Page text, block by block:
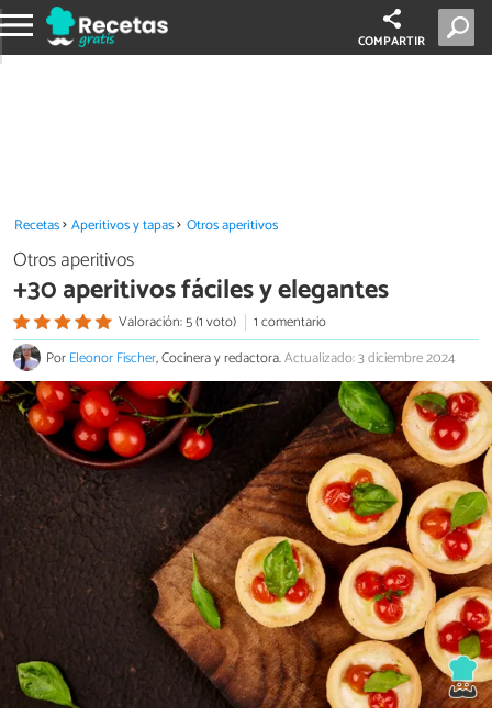
COMPARTIR
Recetas Aperitivos y tapas Otros aperitivos
Otros aperitivos
+30 aperitivos fáciles y elegantes
Valoración: 5 (1 voto)
1 comentario
PorEleonor Fischer, Cocinera y redactora.Actualizado: 3 diciembre 2024